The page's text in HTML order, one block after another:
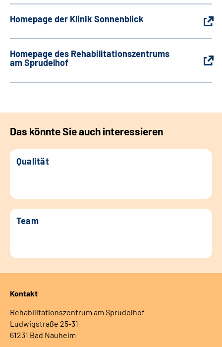
Homepage der Klinik Sonnenblick
Homepage des Rehabilitationszentrums
am Sprudelhof
Das könnte Sie auch interessieren
Qualität
Team
Kontakt
Rehabilitationszentrum am Sprudelhof
Ludwigstraße 25-31
61231 Bad Nauheim